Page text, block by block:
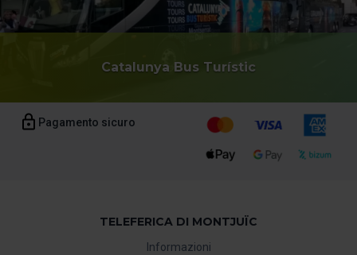
Catalunya Bus Turístic
Pagamento sicuro
TELEFERICA DI MONTJUÏC
Informazioni